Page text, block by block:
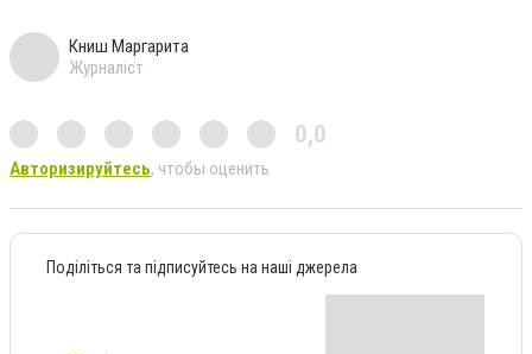
Книш Маргарита
Журналіст
0,0
Авторизируйтесь, чтобы оценить
Поділіться та підписуйтесь на наші джерела